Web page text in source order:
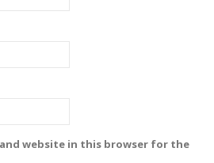
and website in this browser for the